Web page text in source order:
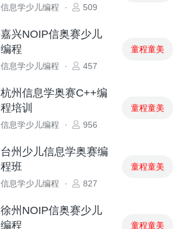
信息学少儿编程 · 509
嘉兴NOIP信奥赛少儿
编程
信息学少儿编程 · 457
童程童美
杭州信息学奥赛C++编
程培训
信息学少儿编程 · 956
童程童美
台州少儿信息学奥赛编
程班
信息学少儿编程 · 827
童程童美
徐州NOIP信奥赛少儿
编程
童程童美